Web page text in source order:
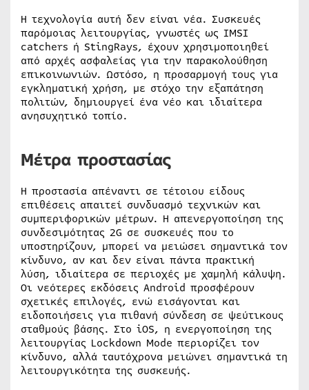
Η τεχνολογία αυτή δεν είναι νέα. Συσκευές
παρόμοιας λειτουργίας, γνωστές ως IMSI
catchers ή StingRays, έχουν χρησιμοποιηθεί
από αρχές ασφαλείας για την παρακολούθηση
επικοινωνιών. Ωστόσο, η προσαρμογή τους για
εγκληματική χρήση, με στόχο την εξαπάτηση
πολιτών, δημιουργεί ένα νέο και ιδιαίτερα
ανησυχητικό τοπίο.
Μέτρα προστασίας
Η προστασία απέναντι σε τέτοιου είδους
επιθέσεις απαιτεί συνδυασμό τεχνικών και
συμπεριφορικών μέτρων. Η απενεργοποίηση της
συνδεσιμότητας 2G σε συσκευές που το
υποστηρίζουν, μπορεί να μειώσει σημαντικά τον
κίνδυνο, αν και δεν είναι πάντα πρακτική
λύση, ιδιαίτερα σε περιοχές με χαμηλή κάλυψη.
Οι νεότερες εκδόσεις Android προσφέρουν
σχετικές επιλογές, ενώ εισάγονται και
ειδοποιήσεις για πιθανή σύνδεση σε ψεύτικους
σταθμούς βάσης. Στο iOS, η ενεργοποίηση της
λειτουργίας Lockdown Mode περιορίζει τον
κίνδυνο, αλλά ταυτόχρονα μειώνει σημαντικά τη
λειτουργικότητα της συσκευής.